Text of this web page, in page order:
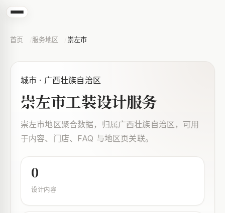
首页 服务地区 崇左市
城市 · 广西壮族自治区
崇左市工装设计服务
崇左市地区聚合数据，归属广西壮族自治区，可用
于内容、门店、FAQ 与地区页关联。
0
设计内容